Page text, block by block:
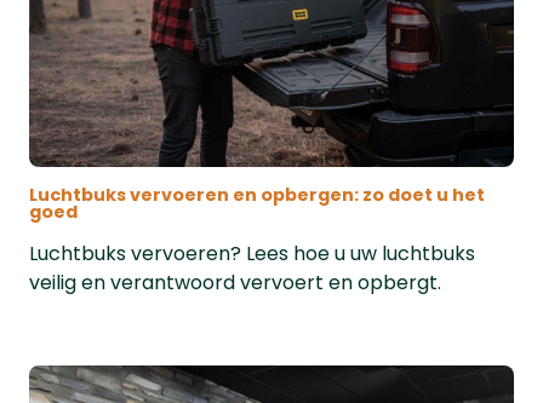
Luchtbuks vervoeren en opbergen: zo doet u het
goed
Luchtbuks vervoeren? Lees hoe u uw luchtbuks
veilig en verantwoord vervoert en opbergt.